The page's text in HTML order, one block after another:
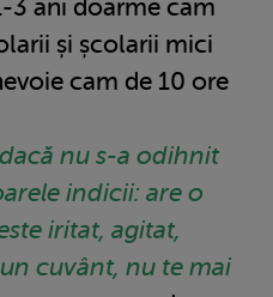
3 ani doarme cam
și școlarii mici
cam de 10 ore
nu s-a odihnit
indicii: are o
iritat, agitat,
cuvânt, nu te mai